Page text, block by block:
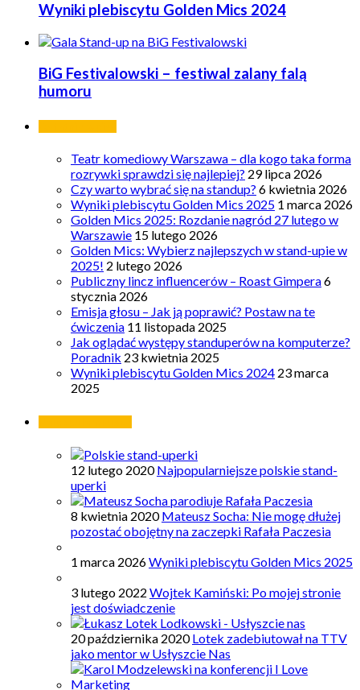
Wyniki plebiscytu Golden Mics 2024
BiG Festivalowski – festiwal zalany falą
humoru
Teatr komediowy Warszawa – dla kogo taka forma
rozrywki sprawdzi się najlepiej? 29 lipca 2026
Czy warto wybrać się na standup? 6 kwietnia 2026
Wyniki plebiscytu Golden Mics 2025 1 marca 2026
Golden Mics 2025: Rozdanie nagród 27 lutego w
Warszawie 15 lutego 2026
Golden Mics: Wybierz najlepszych w stand-upie w
2025! 2 lutego 2026
Publiczny lincz influencerów – Roast Gimpera6
stycznia 2026
Emisja głosu – Jak ją poprawić? Postaw na te
ćwiczenia 11 listopada 2025
Jak oglądać występy standuperów na komputerze?
Poradnik 23 kwietnia 2025
Wyniki plebiscytu Golden Mics 2024 23 marca
2025
12 lutego 2020 Najpopularniejsze polskie stand-
uperki
8 kwietnia 2020 Mateusz Socha: Nie mogę dłużej
pozostać obojętny na zaczepki Rafała Paczesia
1 marca 2026Wyniki plebiscytu Golden Mics 2025
3 lutego 2022 Wojtek Kamiński: Po mojej stronie
jest doświadczenie
20 października 2020 Lotek zadebiutował na TTV
jako mentor w Usłyszcie Nas